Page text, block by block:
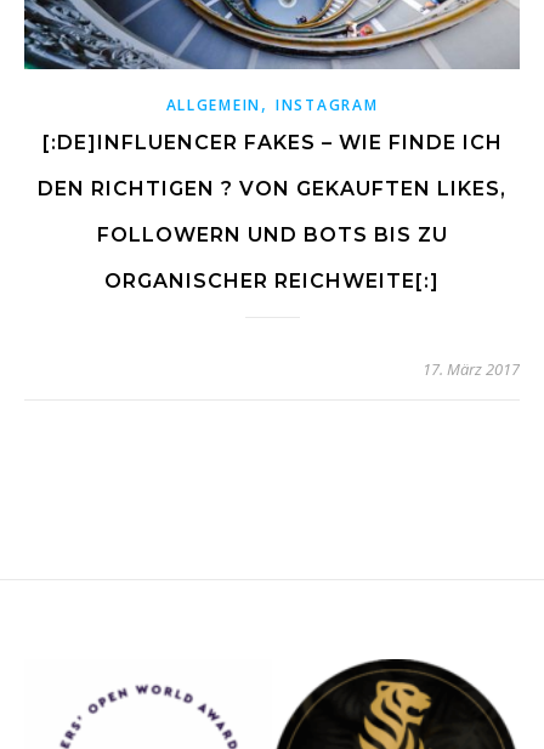
ALLGEMEIN, INSTAGRAM
[:DE]INFLUENCER FAKES – WIE FINDE ICH
DEN RICHTIGEN ? VON GEKAUFTEN LIKES,
FOLLOWERN UND BOTS BIS ZU
ORGANISCHER REICHWEITE[:]
17. März 2017